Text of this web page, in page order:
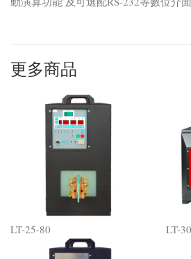
更多商品
LT-25-80 LT-